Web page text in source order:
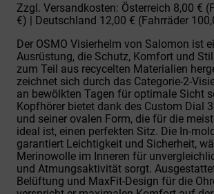
Zzgl. Versandkosten: Österreich 8,00 €
€) | Deutschland 12,00 € (Fahrräder
Der OSMO Visierhelm von Salomon ist
Ausrüstung, die Schutz, Komfort und
zum Teil aus recycelten Materialien
zeichnet sich durch das Categorie-2-
an bewölkten Tagen für optimale Sicht
Kopfhörer bietet dank des Custom Dial
und seiner ovalen Form, die für die
ideal ist, einen perfekten Sitz. Die In-
garantiert Leichtigkeit und Sicherheit,
Merinowolle im Inneren für
und Atmungsaktivität sorgt.
Belüftung und MaxFit-Design für die